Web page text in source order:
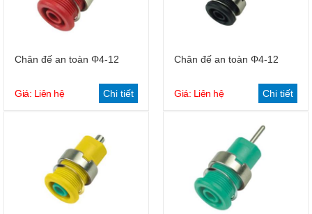
Chân đế an toàn Φ4-12
Giá: Liên hệ Chi tiết
Chân đế an toàn Φ4-12
Giá: Liên hệ Chi tiết